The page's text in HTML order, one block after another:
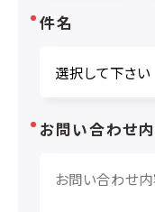
件名
お問い合わせ